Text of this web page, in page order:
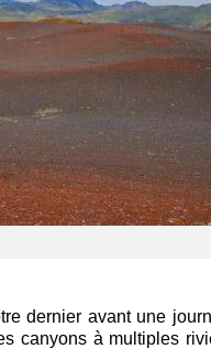
dernier avant une
canyons à multiples